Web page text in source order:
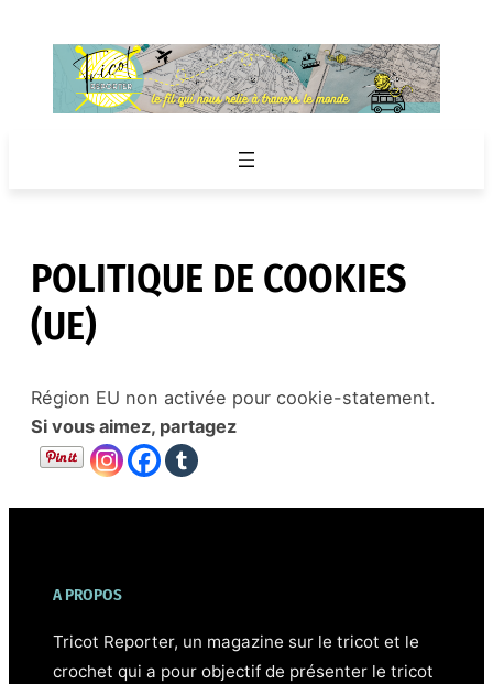
POLITIQUE DE COOKIES
(UE)
Région EU non activée pour cookie-statement.
Si vous aimez, partagez
A PROPOS
Tricot Reporter, un magazine sur le tricot et le
crochet qui a pour objectif de présenter le tricot